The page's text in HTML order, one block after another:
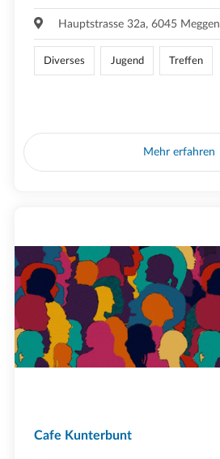
Hauptstrasse 32a, 6045 Meggen
Diverses Jugend Treffen
Mehr erfahren
Cafe Kunterbunt